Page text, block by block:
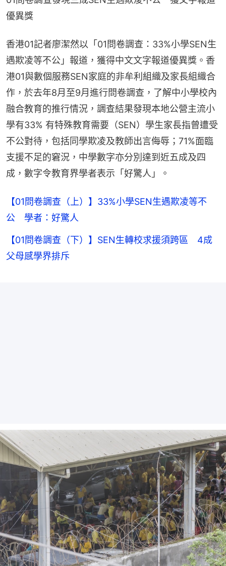
優異獎
香港01記者廖潔然以「01問卷調查：33%小學SEN生
遇欺凌等不公」報道，獲得中文文字報道優異獎。香
港01與數個服務SEN家庭的非牟利組織及家長組織合
作，於去年8月至9月進行問卷調查，了解中小學校內
融合教育的推行情況，調查結果發現本地公營主流小
學有33% 有特殊教育需要（SEN）學生家長指曾遭受
不公對待，包括同學欺凌及教師出言侮辱；71%面臨
支援不足的窘況，中學數字亦分別達到近五成及四
成，數字令教育界學者表示「好驚人」。
【01問卷調查（上）】33%小學SEN生遇欺凌等不
公 學者：好驚人
【01問卷調查（下）】SEN生轉校求援須跨區 4成
父母感學界排斥